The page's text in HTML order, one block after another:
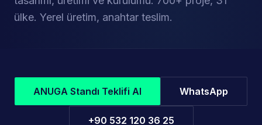
ülke. Yerel üretim, anahtar teslim.
Keban Et — F&B Sector
ANUGA Standı Teklifi Al WhatsApp
+90 532 120 36 25